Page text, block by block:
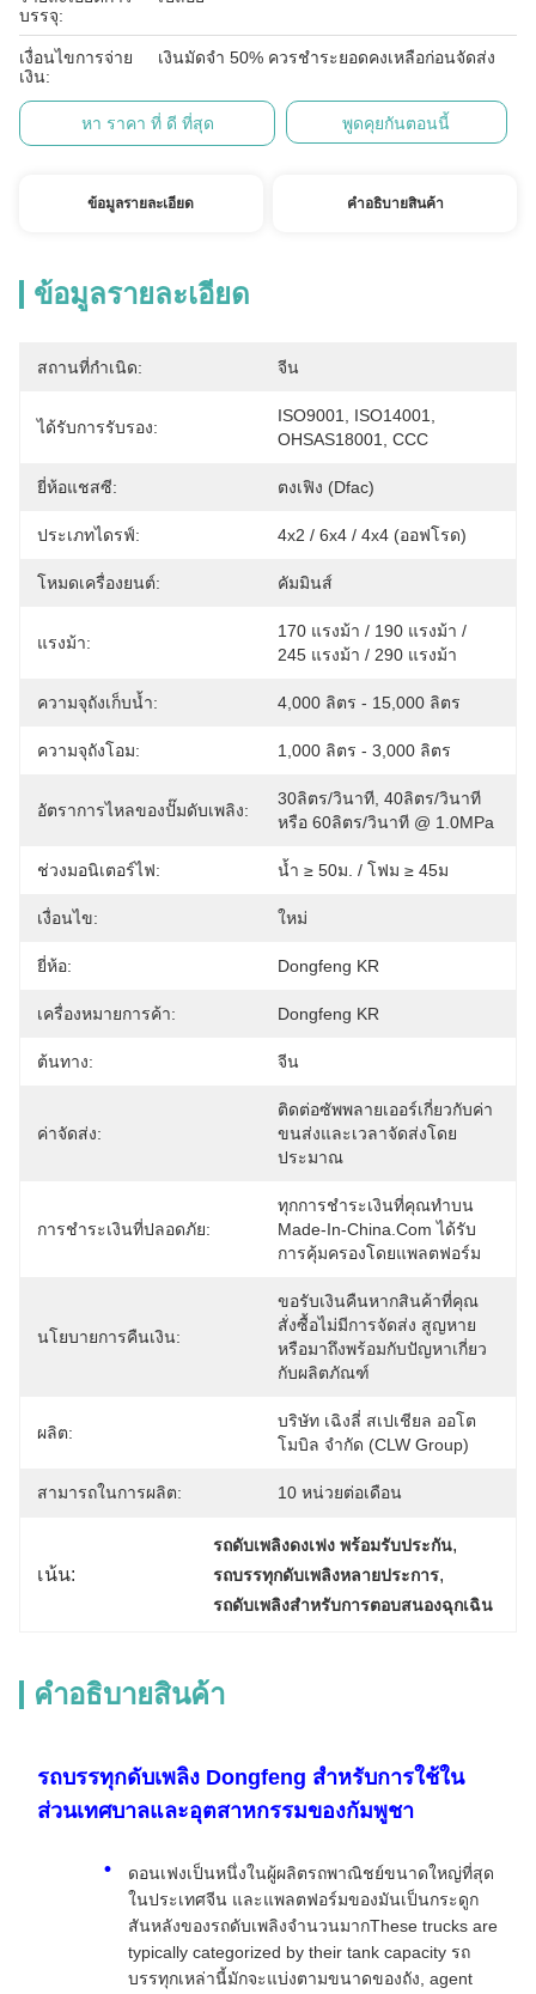
บรรจุ:
เงื่อนไขการจ่าย
เงิน:
เงินมัดจำ 50% ควรชำระยอดคงเหลือก่อนจัดส่ง
หา ราคา ที่ ดี ที่สุด พูดคุยกันตอนนี้
ข้อมูลรายละเอียด คําอธิบายสินค้า
ข้อมูลรายละเอียด
สถานที่กำเนิด: จีน
ได้รับการรับรอง:
ISO9001, ISO14001,
OHSAS18001, CCC
ยี่ห้อแชสซี: ตงเฟิง (Dfac)
ประเภทไดรฟ์: 4x2 / 6x4 / 4x4 (ออฟโรด)
โหมดเครื่องยนต์: คัมมินส์
แรงม้า:
170 แรงม้า / 190 แรงม้า /
245 แรงม้า / 290 แรงม้า
ความจุถังเก็บน้ำ: 4,000 ลิตร - 15,000 ลิตร
ความจุถังโอม: 1,000 ลิตร - 3,000 ลิตร
อัตราการไหลของปั๊มดับเพลิง:
30ลิตร/วินาที, 40ลิตร/วินาที
หรือ 60ลิตร/วินาที @ 1.0MPa
ช่วงมอนิเตอร์ไฟ: น้ำ ≥ 50ม. / โฟม ≥ 45ม
เงื่อนไข: ใหม่
ยี่ห้อ: Dongfeng KR
เครื่องหมายการค้า: Dongfeng KR
ต้นทาง: จีน
ค่าจัดส่ง:
ติดต่อซัพพลายเออร์เกี่ยวกับค่า
ขนส่งและเวลาจัดส่งโดย
ประมาณ
การชำระเงินที่ปลอดภัย:
ทุกการชำระเงินที่คุณทำบน
Made-In-China.com ได้รับ
การคุ้มครองโดยแพลตฟอร์ม
นโยบายการคืนเงิน:
ขอรับเงินคืนหากสินค้าที่คุณ
สั่งซื้อไม่มีการจัดส่ง สูญหาย
หรือมาถึงพร้อมกับปัญหาเกี่ยว
กับผลิตภัณฑ์
ผลิต:
บริษัท เฉิงลี่ สเปเชียล ออโต
โมบิล จำกัด (CLW Group)
สามารถในการผลิต: 10 หน่วยต่อเดือน
เน้น:
รถดับเพลิงดงเฟง พร้อมรับประกัน,
รถบรรทุกดับเพลิงหลายประการ,
รถดับเพลิงสําหรับการตอบสนองฉุกเฉิน
คําอธิบายสินค้า
รถบรรทุกดับเพลิง Dongfeng สําหรับการใช้ใน
ส่วนเทศบาลและอุตสาหกรรมของกัมพูชา
ดอนเฟงเป็นหนึ่งในผู้ผลิตรถพาณิชย์ขนาดใหญ่ที่สุด
ในประเทศจีน และแพลตฟอร์มของมันเป็นกระดูก
สันหลังของรถดับเพลิงจํานวนมากThese trucks are
typically categorized by their tank capacity รถ
บรรทุกเหล่านี้มักจะแบ่งตามขนาดของถัง, agent